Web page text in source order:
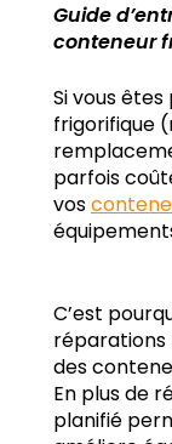
Guide
conteneur
Si vous
frigorifique
parfois
vos
C’est
des
En plus de
planifié